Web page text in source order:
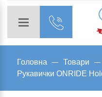
Головна Товари
Рукавички ONRIDE